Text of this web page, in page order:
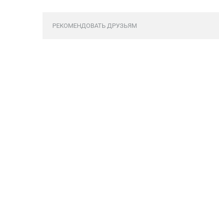
РЕКОМЕНДОВАТЬ ДРУЗЬЯМ